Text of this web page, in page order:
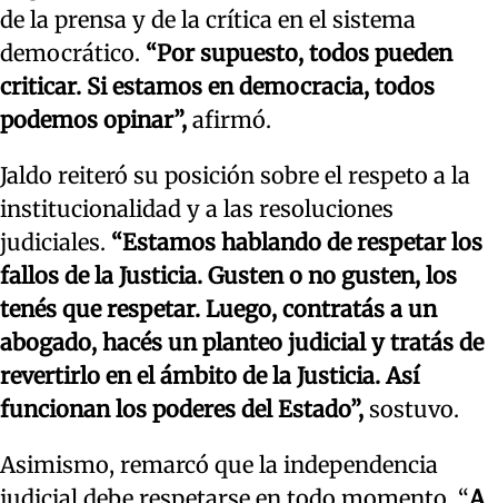
de la prensa y de la crítica en el sistema
democrático. “Por supuesto, todos pueden
criticar. Si estamos en democracia, todos
podemos opinar”, afirmó.
Jaldo reiteró su posición sobre el respeto a la
institucionalidad y a las resoluciones
judiciales. “Estamos hablando de respetar los
fallos de la Justicia. Gusten o no gusten, los
tenés que respetar. Luego, contratás a un
abogado, hacés un planteo judicial y tratás de
revertirlo en el ámbito de la Justicia. Así
funcionan los poderes del Estado”, sostuvo.
Asimismo, remarcó que la independencia